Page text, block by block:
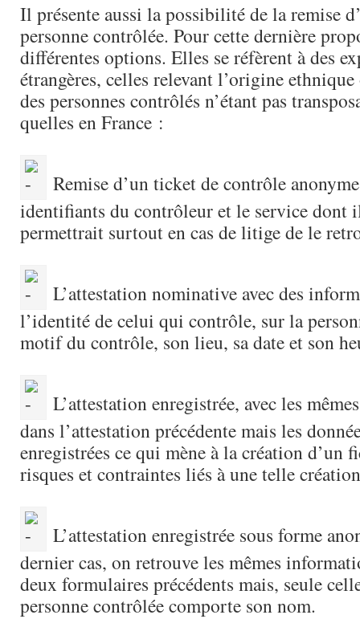
Il présente aussi la possibilité de la remise
personne contrôlée. Pour cette dernière
différentes options. Elles se réfèrent à des
étrangères, celles relevant l’origine
des personnes contrôlés n’étant pas
quelles en France :
Remise d’un ticket de contrôle
identifiants du contrôleur et le service dont
permettrait surtout en cas de litige de le
L’attestation nominative avec des
l’identité de celui qui contrôle, sur la
motif du contrôle, son lieu, sa date et son
L’attestation enregistrée, avec les
dans l’attestation précédente mais les
enregistrées ce qui mène à la création d’un
risques et contraintes liés à une telle
L’attestation enregistrée sous forme
dernier cas, on retrouve les mêmes
deux formulaires précédents mais, seule
personne contrôlée comporte son nom.